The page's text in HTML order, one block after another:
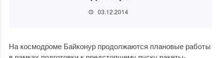
03.12.2014
На космодроме Байконур продолжаются плановые работы